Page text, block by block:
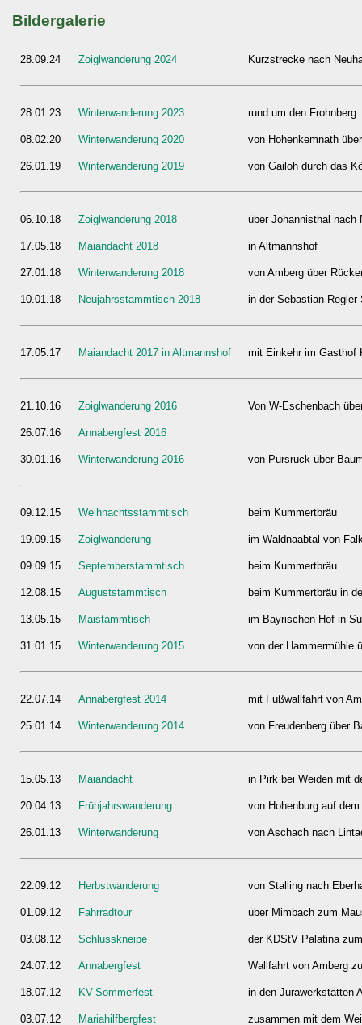
Bildergalerie
28.09.24 Zoiglwanderung 2024 Kurzstrecke nach
28.01.23 Winterwanderung 2023 rund um den Frohnberg
08.02.20 Winterwanderung 2020 von Hohenkemnath
26.01.19 Winterwanderung 2019 von Gailoh durch das
06.10.18 Zoiglwanderung 2018 über Johannisthal nach
17.05.18 Maiandacht 2018 in Altmannshof
27.01.18 Winterwanderung 2018 von Amberg über
10.01.18 Neujahrsstammtisch 2018 in der Sebastian-
17.05.17 Maiandacht 2017 in Altmannshof mit Einkehr im Gasthof
21.10.16 Zoiglwanderung 2016 Von W-Eschenbach
26.07.16 Annabergfest 2016
30.01.16 Winterwanderung 2016 von Pursruck über
09.12.15 Weihnachtsstammtisch beim Kummertbräu
19.09.15 Zoiglwanderung im Waldnaabtal von
09.09.15 Septemberstammtisch beim Kummertbräu
12.08.15 Auguststammtisch beim Kummertbräu in
13.05.15 Maistammtisch im Bayrischen Hof in
31.01.15 Winterwanderung 2015 von der Hammermühle
22.07.14 Annabergfest 2014 mit Fußwallfahrt von
25.01.14 Winterwanderung 2014 von Freudenberg über
15.05.13 Maiandacht in Pirk bei Weiden mit
20.04.13 Frühjahrswanderung von Hohenburg auf
26.01.13 Winterwanderung von Aschach nach
22.09.12 Herbstwanderung von Stalling nach
01.09.12 Fahrradtour über Mimbach zum
03.08.12 Schlusskneipe der KDStV Palatina
24.07.12 Annabergfest Wallfahrt von Amberg
18.07.12 KV-Sommerfest in den Jurawerkstätten
03.07.12 Mariahilfbergfest zusammen mit dem